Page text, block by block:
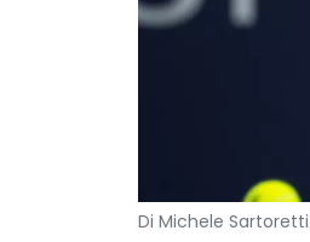
Di Michele Sartoretti